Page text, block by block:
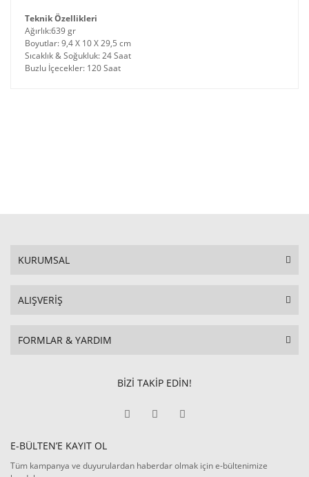
Teknik Özellikleri
Ağırlık:639 gr
Boyutlar: 9,4 X 10 X 29,5 cm
Sıcaklık & Soğukluk: 24 Saat
Buzlu İçecekler: 120 Saat
KURUMSAL
ALIŞVERİŞ
FORMLAR & YARDIM
BİZİ TAKİP EDİN!
E-BÜLTEN’E KAYIT OL
Tüm kampanya ve duyurulardan haberdar olmak için e-bültenimize